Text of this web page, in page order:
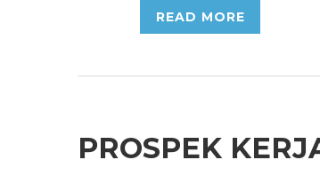
READ MORE
PROSPEK